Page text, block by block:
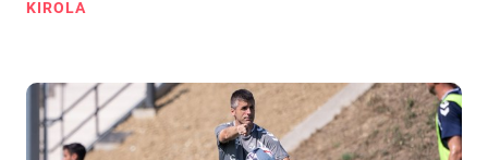
KIROLA